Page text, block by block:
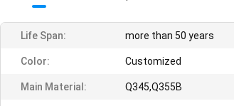
Life Span: more than 50 years
Color: Customized
Main Material: Q345,Q355B